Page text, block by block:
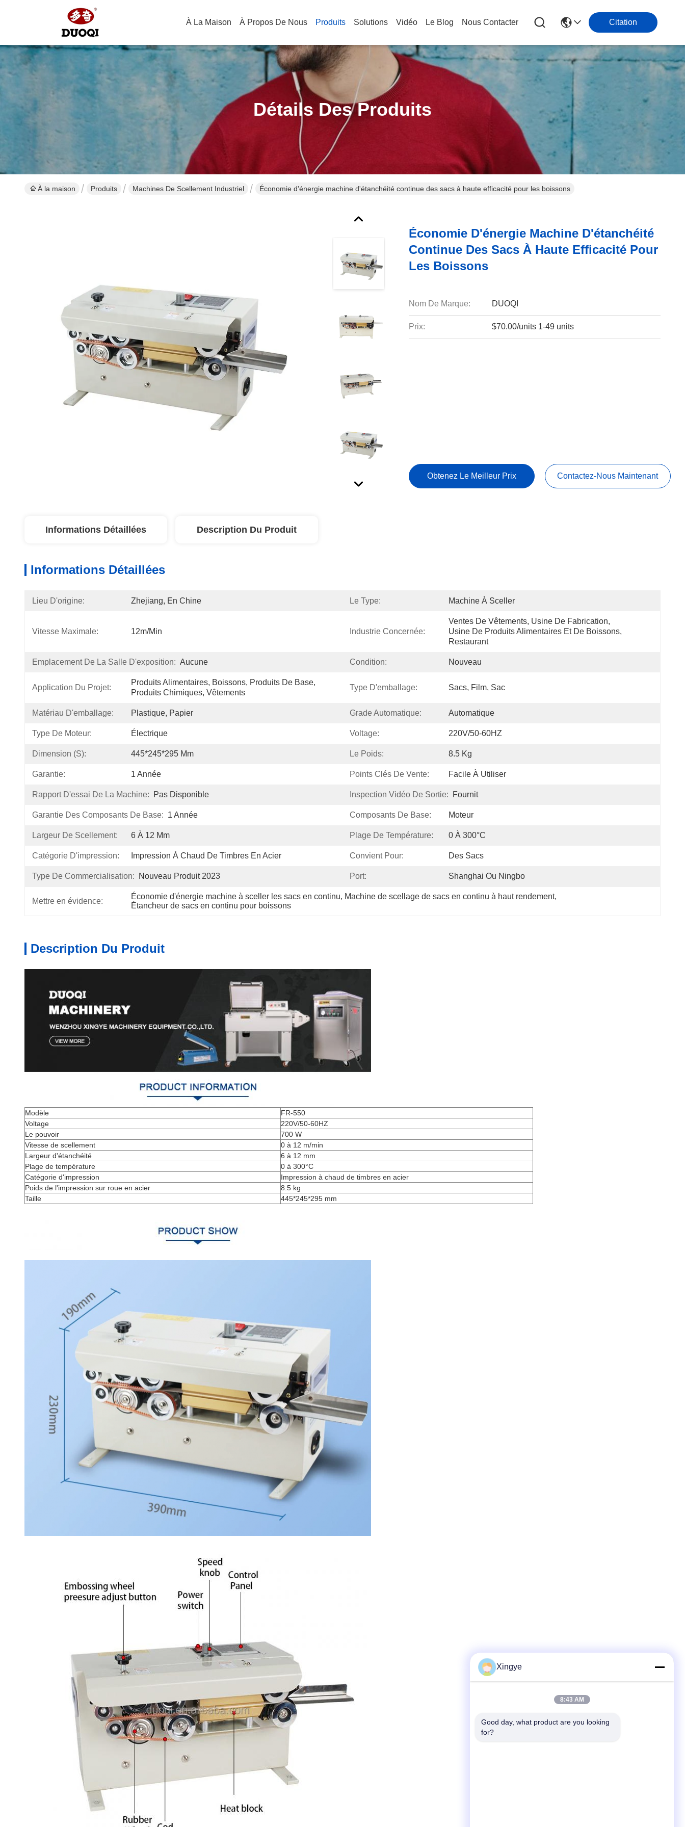
À La Maison À Propos De Nous Produits Solutions Vidéo Le Blog Nous Contacter Citation
Détails Des Produits
À la maison Produits Machines De Scellement Industriel Économie d'énergie machine d'étanchéité continue des sacs à haute efficacité pour les boissons
Économie D'énergie Machine D'étanchéité
Continue Des Sacs À Haute Efficacité Pour
Les Boissons
Nom De Marque: DUOQI
Prix: $70.00/units 1-49 units
Obtenez Le Meilleur Prix Contactez-Nous Maintenant
Informations Détaillées Description Du Produit
Informations Détaillées
Lieu D'origine: Zhejiang, En Chine Le Type: Machine À Sceller
Vitesse Maximale: 12m/min Industrie Concernée:
Ventes De Vêtements, Usine De Fabrication,
Usine De Produits Alimentaires Et De Boissons,
Restaurant
Emplacement De La Salle D'exposition: Aucune Condition: Nouveau
Application Du Projet:
Produits Alimentaires, Boissons, Produits De Base,
Produits Chimiques, Vêtements
Type D'emballage: Sacs, Film, Sac
Matériau D'emballage: Plastique, Papier Grade Automatique: Automatique
Type De Moteur: Électrique Voltage: 220V/50-60HZ
Dimension (s): 445*245*295 Mm Le Poids: 8.5 Kg
Garantie: 1 Année Points Clés De Vente: Facile À Utiliser
Rapport D'essai De La Machine: Pas Disponible Inspection Vidéo De Sortie: Fournit
Garantie Des Composants De Base: 1 Année Composants De Base: Moteur
Largeur De Scellement: 6 À 12 Mm Plage De Température: 0 À 300°C
Catégorie D'impression: Impression À Chaud De Timbres En Acier Convient Pour: Des Sacs
Type De Commercialisation: Nouveau Produit 2023 Port: Shanghai Ou Ningbo
Mettre en évidence:
Économie d'énergie machine à sceller les sacs en continu, Machine de scellage de sacs en continu à haut rendement,
Étancheur de sacs en continu pour boissons
Description Du Produit
Modèle
FR-550
Voltage
220V/50-60HZ
Le pouvoir
700 W
Vitesse de scellement
0 à 12 m/min
Largeur d'étanchéité
6 à 12 mm
Plage de température
0 à 300°C
Catégorie d'impression
Impression à chaud de timbres en acier
Poids de l'impression sur roue en acier
8.5 kg
Taille
445*245*295 mm
Xingye
8:43 AM
Good day, what product are you looking
for?